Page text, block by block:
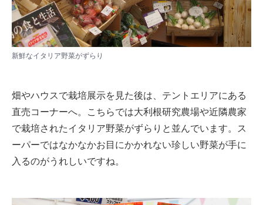
新鮮なイタリア野菜がずらり
畑やハウスで栽培展示を見た後は、テントエリアにある
直売コーナーへ。こちらでは大利根研究農場や近隣農家
で栽培されたイタリア野菜がずらりと並んでいます。ス
ーパーではなかなかお目にかかれない珍しい野菜が手に
入るのがうれしいですね。